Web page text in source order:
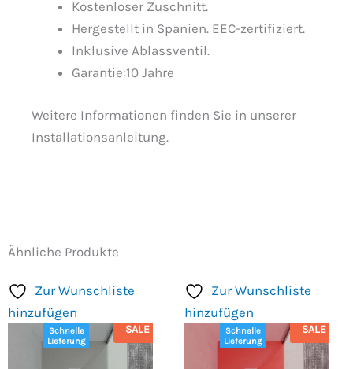
Kostenloser Zuschnitt.
Hergestellt in Spanien. EEC-zertifiziert.
Inklusive Ablassventil.
Garantie:10 Jahre
Weitere Informationen finden Sie in unserer
Installationsanleitung.
Ähnliche Produkte
Zur Wunschliste
hinzufügen
Schnelle
Lieferung
SALE
Zur Wunschliste
hinzufügen
Schnelle
Lieferung
SALE